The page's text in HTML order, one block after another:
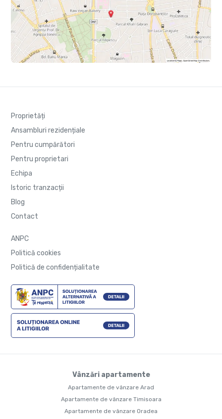
Proprietăți
Ansambluri rezidențiale
Pentru cumpărători
Pentru proprietari
Echipa
Istoric tranzacții
Blog
Contact
ANPC
Politică cookies
Politică de confidențialitate
Vânzări apartamente
Apartamente de vânzare Arad
Apartamente de vânzare Timisoara
Apartamente de vânzare Oradea